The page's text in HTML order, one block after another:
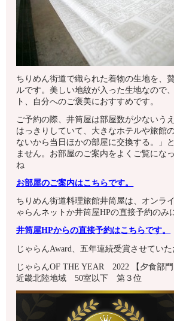
ちりめん街道で織られた着物の生地を、
ルです。美しい地紋が入った生地なので
ト、自分へのご褒美におすすめです。
ご予約の際、井筒屋は部屋数が少ないう
はっきりしていて、大きなホテルや旅館
ないから当日ほかの部屋に交換する。」
ません。お部屋のご案内をよくご覧にな
ね
お部屋のご案内はこちらです。
ちりめん街道料理旅館井筒屋は、オンラ
ゃらんネットか井筒屋HPの直接予約のみ
井筒屋HPからの直接予約はこちらです。
じゃらんAward、五年連続受賞させていた
じゃらんOF THE YEAR 2022 【夕食部門
近畿北陸地域 50室以下 第３位